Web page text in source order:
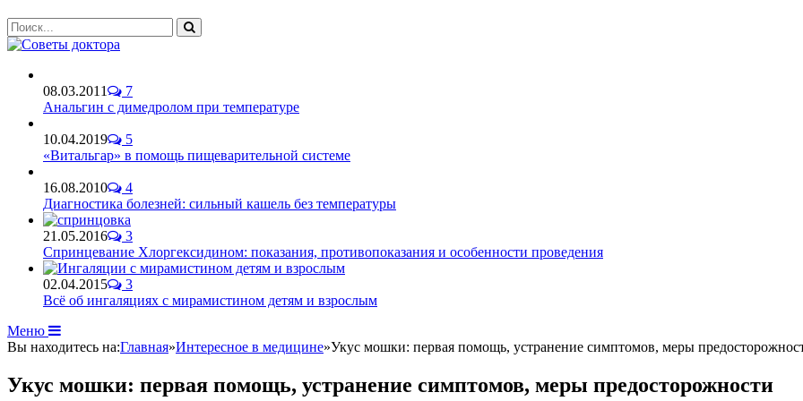
08.03.2011
7
Анальгин с димедролом при температуре
10.04.2019
5
«Витальгар» в помощь пищеварительной системе
16.08.2010
4
Диагностика болезней: сильный кашель без температуры
21.05.2016
3
Спринцевание Хлоргексидином: показания, противопоказания и особенности проведения
02.04.2015
3
Всё об ингаляциях с мирамистином детям и взрослым
Меню
Вы находитесь на:Главная»Интересное в медицине»Укус мошки: первая помощь, устранение симптомов, меры
Укус мошки: первая помощь, устранение симптомов, меры предосторожности